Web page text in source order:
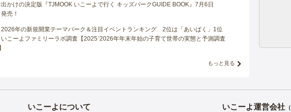
かけの決定版『TJMOOK いこーよで行く キッズパークGUIDE BOOK』7月6日
発売！
2026年の新規開業テーマパーク＆注目イベントランキング 2位は「あいぱく」1位
こーよファミリーラボ調査【2025⁻2026年年末年始の子育て世帯の実態と予測調査
もっと見る
いこーよについて いこーよ運営会社（